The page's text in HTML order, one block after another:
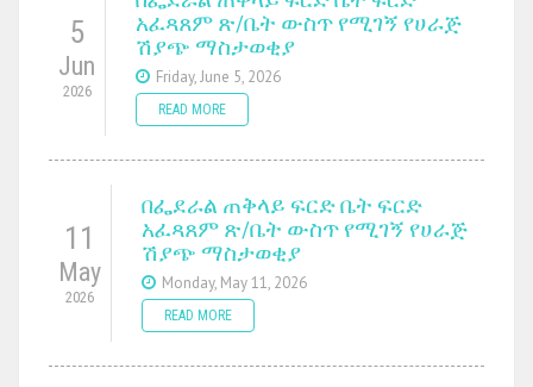
5
Jun
2026
አፈጻጸም ጽ/ቤት ውስጥ የሚገኝ የሀራጅ
ሽያጭ ማስታወቂያ
Friday, June 5, 2026
READ MORE
11
May
2026
በፌደራል ጠቅላይ ፍርድ ቤት ፍርድ
አፈጻጸም ጽ/ቤት ውስጥ የሚገኝ የሀራጅ
ሽያጭ ማስታወቂያ
Monday, May 11, 2026
READ MORE